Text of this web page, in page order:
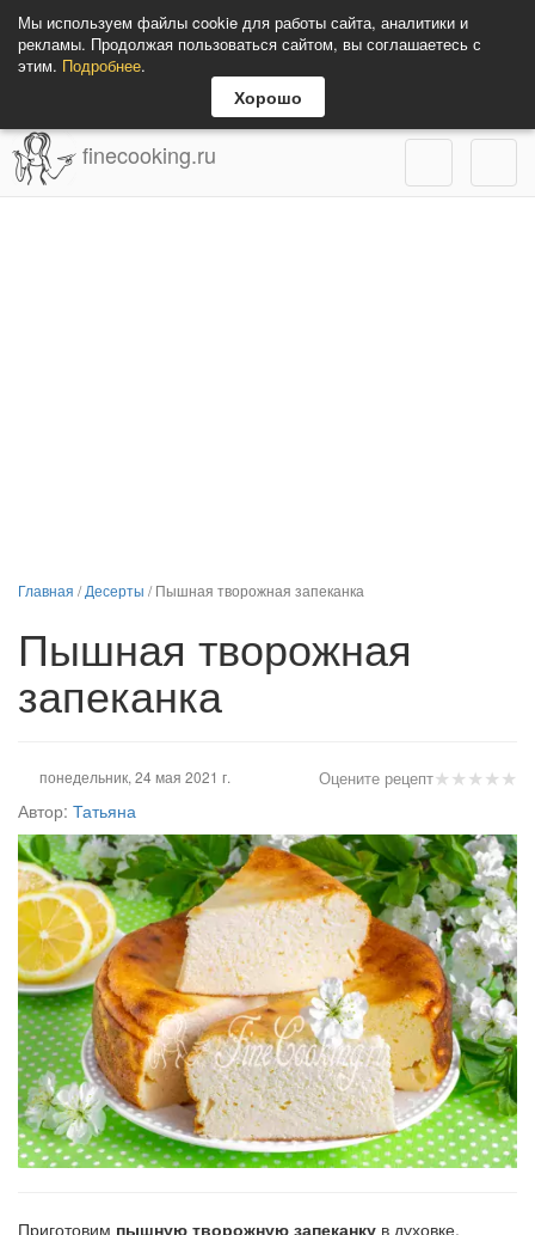
Мы используем файлы cookie для работы сайта, аналитики и
рекламы. Продолжая пользоваться сайтом, вы соглашаетесь с
этим. Подробнее.
Хорошо
finecooking.ru
Главная /Десерты /Пышная творожная запеканка
Пышная творожная
запеканка
★★★★★
Оцените рецепт
понедельник, 24 мая 2021 г.
Автор: Татьяна
Приготовим пышную творожную запеканку в духовке.